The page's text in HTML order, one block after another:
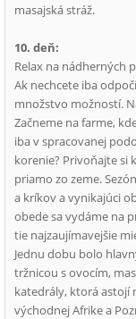
masajská stráž.
10. deň:
Relax na nádherných
Ak nechcete iba
množstvo možností.
Začneme na farme,
iba v spracovanej
korenie? Privoňajte si
priamo zo zeme.
a kríkov a vynikajúci
obede sa vydáme na
tie najzaujímavejšie
Jednu dobu bolo
tržnicou s ovocím,
katedrály, ktorá astojí
východnej Afrike a